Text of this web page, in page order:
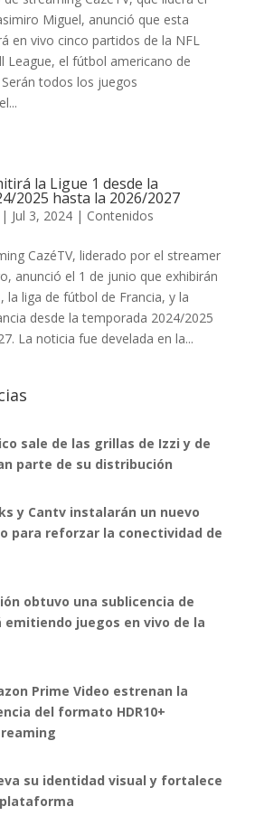
Miguel, anunció que esta
en vivo cinco partidos de la NFL
League, el fútbol americano de
todos los juegos
la Ligue 1 desde la
2025 hasta la 2026/2027
| Jul 3, 2024| Contenidos
CazéTV, liderado por el streamer
anunció el 1 de junio que exhibirán
la liga de fútbol de Francia, y la
desde la temporada 2024/2025
La noticia fue develada en la...
sale de las grillas de Izzi y de
parte de su distribución
y Cantv instalarán un nuevo
para reforzar la conectividad de
obtuvo una sublicencia de
emitiendo juegos en vivo de la
Prime Video estrenan la
del formato HDR10+
su identidad visual y fortalece